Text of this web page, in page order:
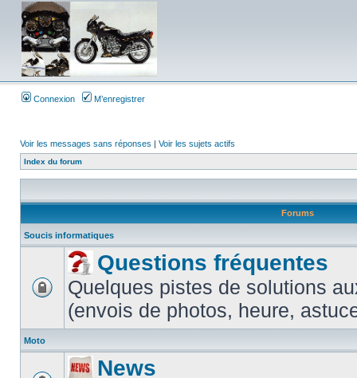
Connexion M’enregistrer
Voir les messages sans réponses | Voir les sujets actifs
Index du forum
Forums
Soucis informatiques
Questions fréquentes
Quelques pistes de solutions
(envois de photos, heure,
Moto
News